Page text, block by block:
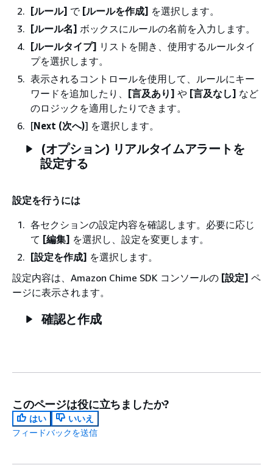
[ルール] で [ルールを作成] を選択します。
[ルール名] ボックスにルールの名前を入力します。
[ルールタイプ] リストを開き、使用するルールタイ
プを選択します。
表示されるコントロールを使用して、ルールにキー
ワードを追加したり、
[言及あり] や [言及なし] など
のロジックを適用したりできます。
[Next (次へ)] を選択します。
(オプション) リアルタイムアラートを
設定する
設定を行うには
各セクションの設定内容を確認します。必要に応じ
て [編集] を選択し、設定を変更します。
[設定を作成] を選択します。
設定内容は、Amazon Chime SDK コンソールの [設定] ペ
ージに表示されます。
確認と作成
このページは役に立ちましたか?
はい
いいえ
フィードバックを送信